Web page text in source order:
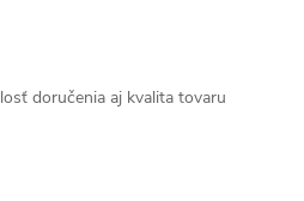
doručenia aj kvalita tovaru